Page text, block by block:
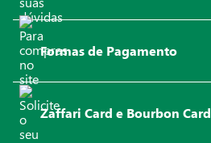
Formas de Pagamento
Zaffari Card e Bourbon Card